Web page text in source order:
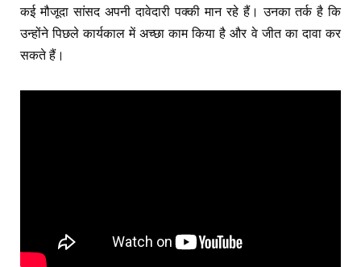
कई मौजूदा सांसद अपनी दावेदारी पक्की मान रहे हैं। उनका तर्क है कि
उन्होंने पिछले कार्यकाल में अच्छा काम किया है और वे जीत का दावा कर
सकते हैं।